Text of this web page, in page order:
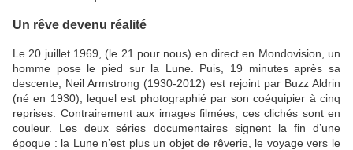
Un rêve devenu réalité
Le 20 juillet 1969, (le 21 pour nous) en direct en Mondovision, un
homme pose le pied sur la Lune. Puis, 19 minutes après sa
descente, Neil Armstrong (1930-2012) est rejoint par Buzz Aldrin
(né en 1930), lequel est photographié par son coéquipier à cinq
reprises. Contrairement aux images filmées, ces clichés sont en
couleur. Les deux séries documentaires signent la fin d’une
époque : la Lune n’est plus un objet de rêverie, le voyage vers le